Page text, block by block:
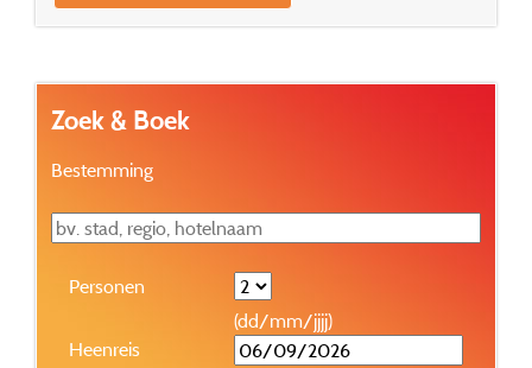
Zoek & Boek
Bestemming
Personen
(dd/mm/jjjj)
Heenreis